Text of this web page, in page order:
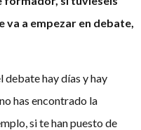
va a empezar en debate,
debate hay días y hay
has encontrado la
si te han puesto de